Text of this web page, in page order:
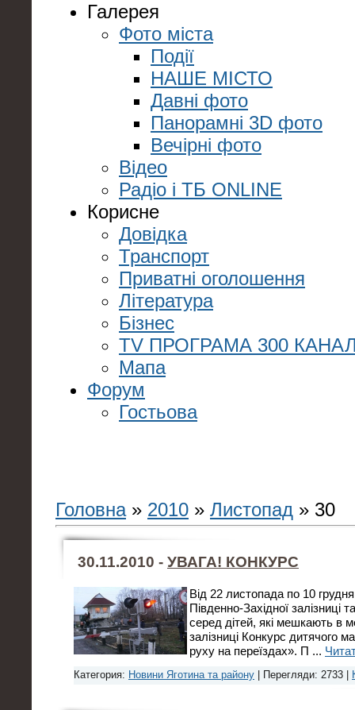
Галерея
Фото міста
Події
НАШЕ МІСТО
Давні фото
Панорамні 3D фото
Вечірні фото
Відео
Радіо і ТБ ONLINE
Корисне
Довідка
Транспорт
Приватні оголошення
Література
Бізнес
TV ПРОГРАМА 300
Мапа
Форум
Гостьова
Головна» 2010 » Листопад » 30
30.11.2010 - УВАГА! КОНКУРС
Від 22 листопада по 10
Південно-Західної
серед дітей, які мешкають в
залізниці Конкурс дитячого
руху на переїздах». П ...
Категория: Новини Яготина та району | Перегляди: 2733 |